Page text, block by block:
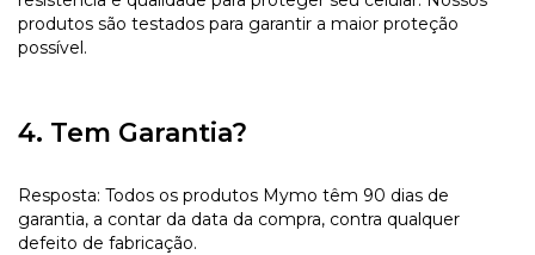
produtos são testados para garantir a maior proteção
possível.
4. Tem Garantia?
Resposta: Todos os produtos Mymo têm 90 dias de
garantia, a contar da data da compra, contra qualquer
defeito de fabricação.